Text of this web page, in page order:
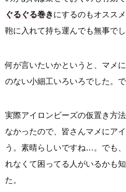
ぐるぐる巻きにするのもオスス
鞄に入れて持ち運んでも無事でし
何が言いたいかというと、マメ
のない小細工いろいろでした。で
実際アイロンビーズの仮置き方
なかったので、皆さんマメにア
う。素晴らしいですね…。でも
れなくて困ってる人がいるかも
た。